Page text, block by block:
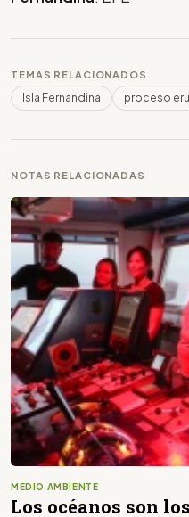
TEMAS RELACIONADOS
Isla Fernandina proceso
NOTAS RELACIONADAS
MEDIO AMBIENTE
Los océanos son